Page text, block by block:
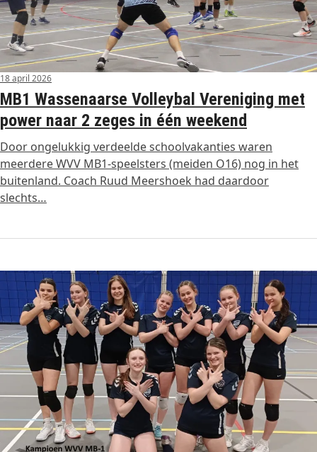
18 april 2026
MB1 Wassenaarse Volleybal Vereniging met
power naar 2 zeges in één weekend
Door ongelukkig verdeelde schoolvakanties waren
meerdere WVV MB1-speelsters (meiden O16) nog in het
buitenland. Coach Ruud Meershoek had daardoor
slechts…